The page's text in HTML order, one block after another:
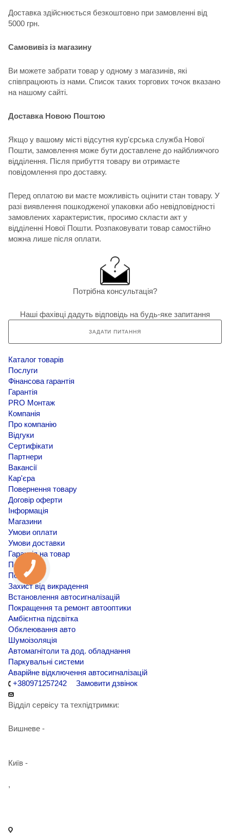
Доставка здійснюється безкоштовно при замовленні від
5000 грн.
Самовивіз із магазину
Ви можете забрати товар у одному з магазинів, які
співпрацюють із нами. Список таких торгових точок вказано
на нашому сайті.
Доставка Новою Поштою
Якщо у вашому місті відсутня кур'єрська служба Нової
Пошти, замовлення може бути доставлене до найближчого
відділення. Після прибуття товару ви отримаєте
повідомлення про доставку.
Перед оплатою ви маєте можливість оцінити стан товару. У
разі виявлення пошкодженої упаковки або невідповідності
замовлених характеристик, просимо скласти акт у
відділенні Нової Пошти. Розпаковувати товар самостійно
можна лише після оплати.
Потрібна консультація?
Наші фахівці дадуть відповідь на будь-яке запитання
ЗАДАТИ ПИТАННЯ
Каталог товарів
Послуги
Фінансова гарантія
Гарантія
PRO Монтаж
Компанія
Про компанію
Відгуки
Сертифікати
Партнери
Вакансії
Кар'єра
Повернення товару
Договір оферти
Інформація
Магазини
Умови оплати
Умови доставки
Гарантія на товар
Політика
Послуги
Захист від викрадення
Встановлення автосигналізацій
Покращення та ремонт автооптики
Амбієнтна підсвітка
Обклеювання авто
Шумоізоляція
Автомагнітоли та дод. обладнання
Паркувальні системи
Аварійне відключення автосигналізацій
+380971257242
Замовити дзвінок
Відділ сервісу та техпідтримки:
Вишневе -
Київ -
,